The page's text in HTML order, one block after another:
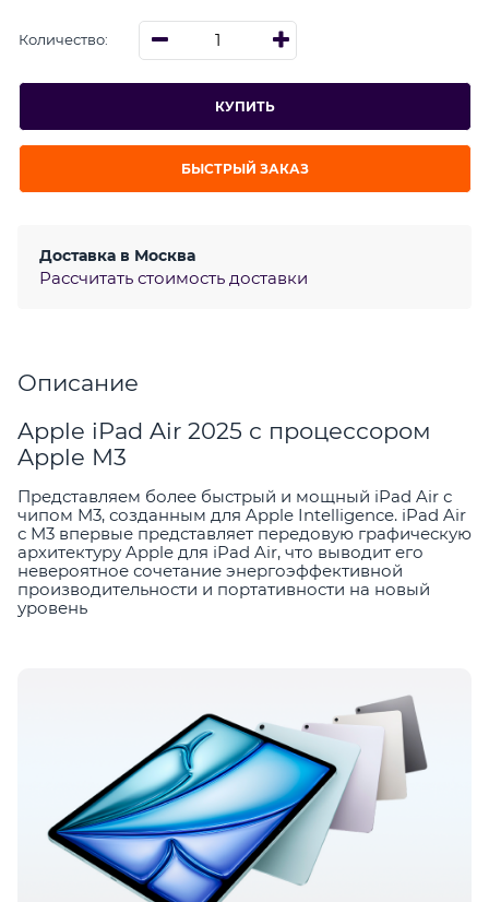
Количество:
КУПИТЬ
БЫСТРЫЙ ЗАКАЗ
Доставка в Москва
Рассчитать стоимость доставки
Описание
Apple iPad Air 2025 с процессором
Apple M3
Представляем более быстрый и мощный iPad Air с
чипом M3, созданным для Apple Intelligence. iPad Air
с M3 впервые представляет передовую графическую
архитектуру Apple для iPad Air, что выводит его
невероятное сочетание энергоэффективной
производительности и портативности на новый
уровень